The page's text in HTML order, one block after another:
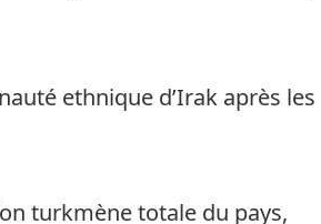
ethnique d’Irak après les
turkmène totale du pays,